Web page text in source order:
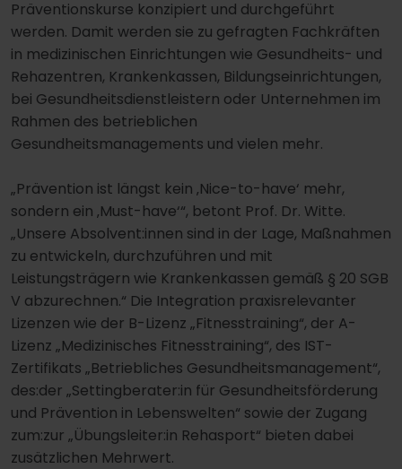
Präventionskurse konzipiert und durchgeführt
werden. Damit werden sie zu gefragten Fachkräften
in medizinischen Einrichtungen wie Gesundheits- und
Rehazentren, Krankenkassen, Bildungseinrichtungen,
bei Gesundheitsdienstleistern oder Unternehmen im
Rahmen des betrieblichen
Gesundheitsmanagements und vielen mehr.
„Prävention ist längst kein ‚Nice-to-have‘ mehr,
sondern ein ‚Must-have‘“, betont Prof. Dr. Witte.
„Unsere Absolvent:innen sind in der Lage, Maßnahmen
zu entwickeln, durchzuführen und mit
Leistungsträgern wie Krankenkassen gemäß § 20 SGB
V abzurechnen.“ Die Integration praxisrelevanter
Lizenzen wie der B-Lizenz „Fitnesstraining“, der A-
Lizenz „Medizinisches Fitnesstraining“, des IST-
Zertifikats „Betriebliches Gesundheitsmanagement“,
des:der „Settingberater:in für Gesundheitsförderung
und Prävention in Lebenswelten“ sowie der Zugang
zum:zur „Übungsleiter:in Rehasport“ bieten dabei
zusätzlichen Mehrwert.